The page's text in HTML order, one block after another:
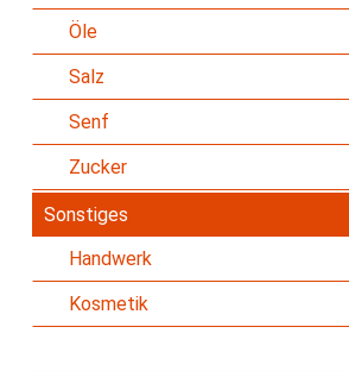
Öle
Salz
Senf
Zucker
Sonstiges
Handwerk
Kosmetik